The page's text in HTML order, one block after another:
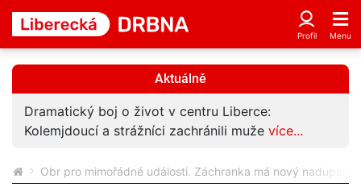
Aktuálně
Dramatický boj o život v centru Liberce:
Kolemjdoucí a strážníci zachránili muže více...
Obr pro mimořádné události. Záchranka má nový